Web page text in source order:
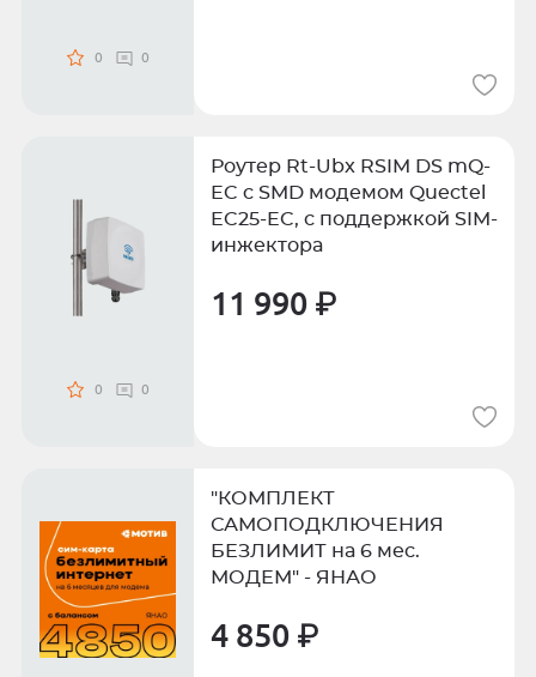
0 0
0 0
Роутер Rt-Ubx RSIM DS mQ-
EC c SMD модемом Quectel
EC25-EC, с поддержкой SIM-
инжектора
11 990 ₽
"КОМПЛЕКТ
САМОПОДКЛЮЧЕНИЯ
БЕЗЛИМИТ на 6 мес.
МОДЕМ" - ЯНАО
4 850 ₽